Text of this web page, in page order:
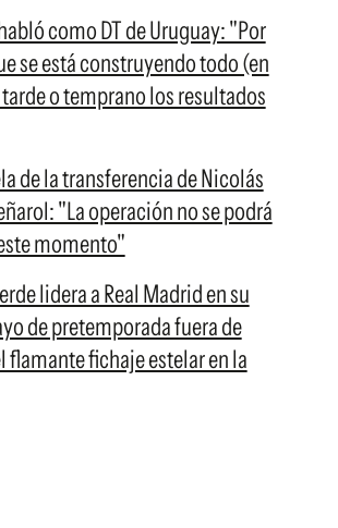
como DT de Uruguay: "Por
se está construyendo todo (en
o temprano los resultados
de la transferencia de Nicolás
"La operación no se podrá
momento"
lidera a Real Madrid en su
de pretemporada fuera de
flamante fichaje estelar en la